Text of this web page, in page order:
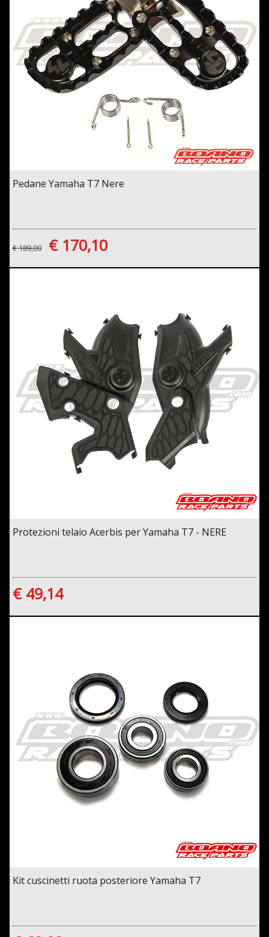
Pedane Yamaha T7 Nere
€ 189,00 € 170,10
Protezioni telaio Acerbis per Yamaha T7 - NERE
€ 49,14
Kit cuscinetti ruota posteriore Yamaha T7